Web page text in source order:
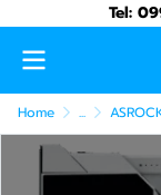
Tel:
Home ...